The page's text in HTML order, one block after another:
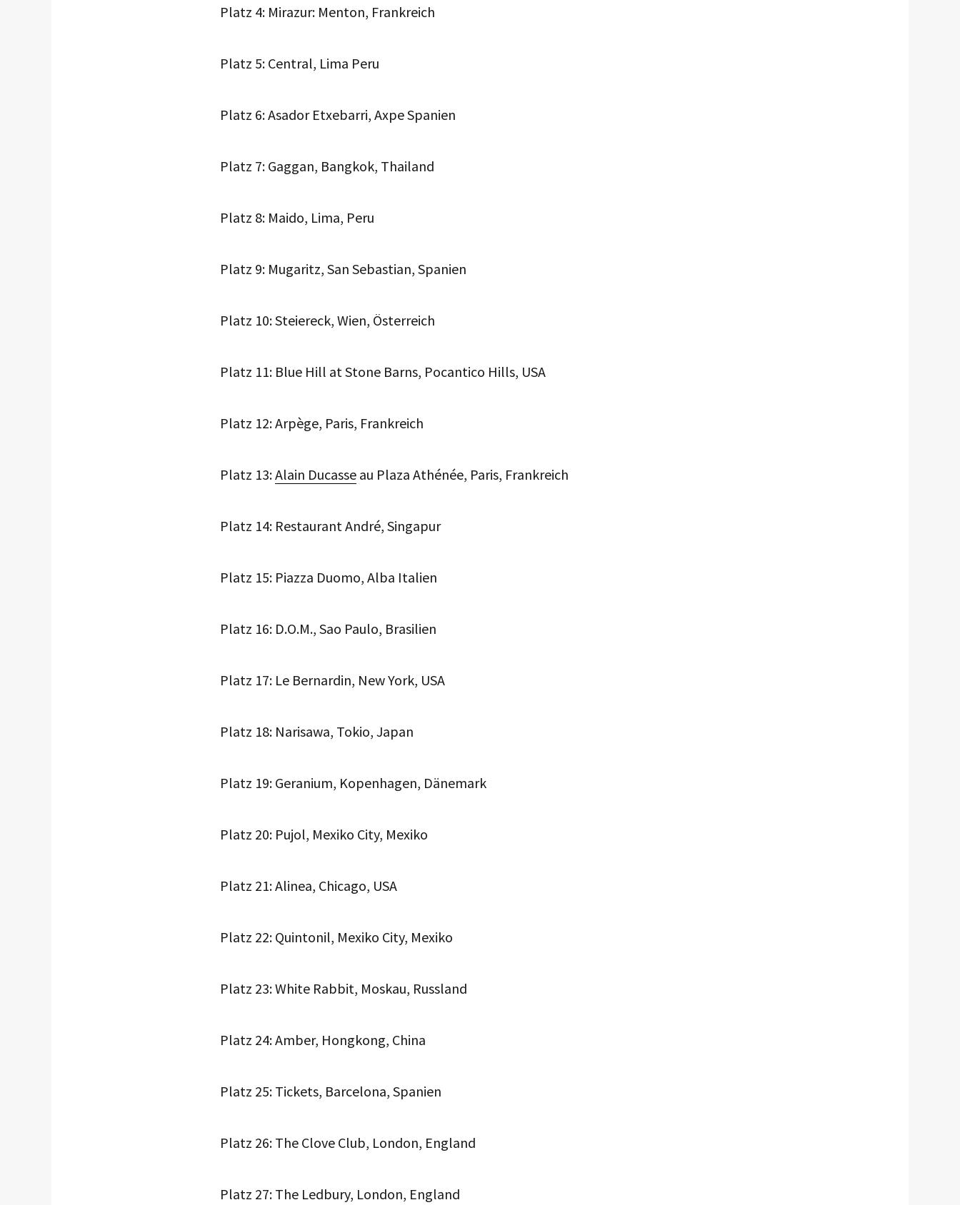
Platz 4: Mirazur: Menton, Frankreich
Platz 5: Central, Lima Peru
Platz 6: Asador Etxebarri, Axpe Spanien
Platz 7: Gaggan, Bangkok, Thailand
Platz 8: Maido, Lima, Peru
Platz 9: Mugaritz, San Sebastian, Spanien
Platz 10: Steiereck, Wien, Österreich
Platz 11: Blue Hill at Stone Barns, Pocantico Hills, USA
Platz 12: Arpège, Paris, Frankreich
Platz 13:Alain Ducasse au Plaza Athénée, Paris, Frankreich
Platz 14: Restaurant André, Singapur
Platz 15: Piazza Duomo, Alba Italien
Platz 16: D.O.M., Sao Paulo, Brasilien
Platz 17: Le Bernardin, New York, USA
Platz 18: Narisawa, Tokio, Japan
Platz 19: Geranium, Kopenhagen, Dänemark
Platz 20: Pujol, Mexiko City, Mexiko
Platz 21: Alinea, Chicago, USA
Platz 22: Quintonil, Mexiko City, Mexiko
Platz 23: White Rabbit, Moskau, Russland
Platz 24: Amber, Hongkong, China
Platz 25: Tickets, Barcelona, Spanien
Platz 26: The Clove Club, London, England
Platz 27: The Ledbury, London, England